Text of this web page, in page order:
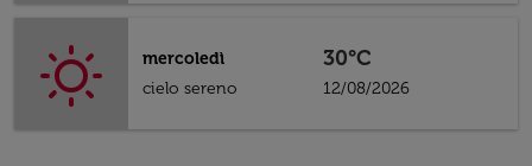
mercoledì
cielo sereno
30°C
12/08/2026